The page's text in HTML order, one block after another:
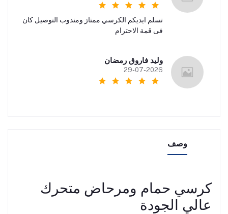
تسلم ايديكم الكرسي ممتاز ومندوب التوصيل كان
فى قمة الاحترام
وليد فاروق رمضان
29-07-2026
وصف
كرسي حمام ومرحاض متحرك
عالي الجودة